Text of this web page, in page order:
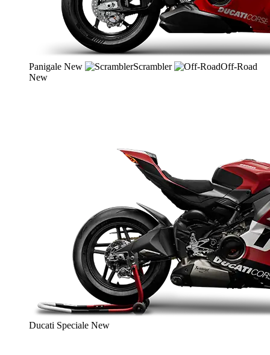
Panigale New Scrambler
Off-Road
New
Ducati Speciale New